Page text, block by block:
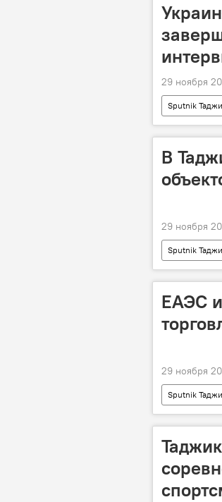
29 ноября
Sputnik
В
29 ноября
Sputnik
ЕАЭС
29 ноября
Sputnik